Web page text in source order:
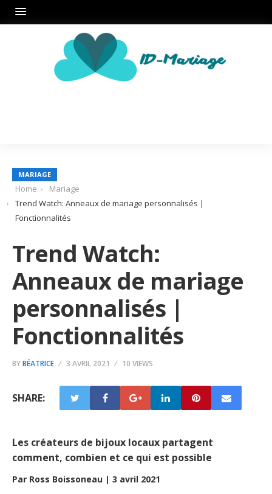
MARIAGE
Home
Mariage
Trend Watch: Anneaux de mariage personnalisés |
Fonctionnalités
Trend Watch:
Anneaux de mariage
personnalisés |
Fonctionnalités
BYBÉATRICE 3 AVRIL 2021 10 VIEWS
SHARE:
Les créateurs de bijoux locaux partagent
comment, combien et ce qui est possible
Par Ross Boissoneau | 3 avril 2021